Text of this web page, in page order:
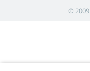
©